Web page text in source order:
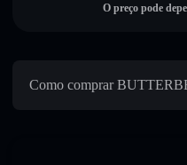
O preço pode
Como comprar